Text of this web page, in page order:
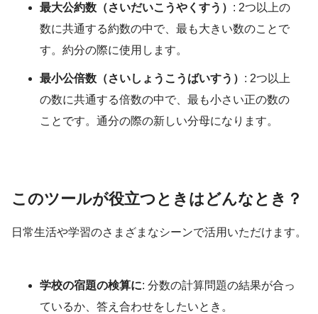
最大公約数（さいだいこうやくすう） : 2つ以上の
数に共通する約数の中で、最も大きい数のことで
す。約分の際に使用します。
最小公倍数（さいしょうこうばいすう） : 2つ以上
の数に共通する倍数の中で、最も小さい正の数の
ことです。通分の際の新しい分母になります。
このツールが役立つときはどんなとき？
日常生活や学習のさまざまなシーンで活用いただけます。
学校の宿題の検算に: 分数の計算問題の結果が合っ
ているか、答え合わせをしたいとき。